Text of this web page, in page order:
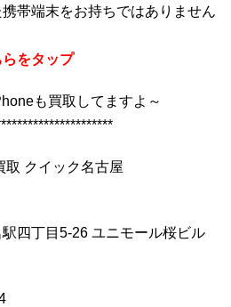
帯端末をお持ちではありません
をタップ
も買取してますよ～
取 クイック名古屋
四丁目5-26 ユニモール桜ビル